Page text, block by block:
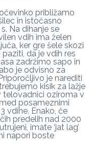
približamo
in istočasno
Na dihanje se
vdih ima želen
ker gre šele skozi
da je vdih res
zadržimo sapo in
je odvisno za
je narediti
kisik za lažje
telovadnici oziroma v
posameznimi
vdihe. Enako, če
predelih nad 2000
imate ‘jat lag’
napori boste